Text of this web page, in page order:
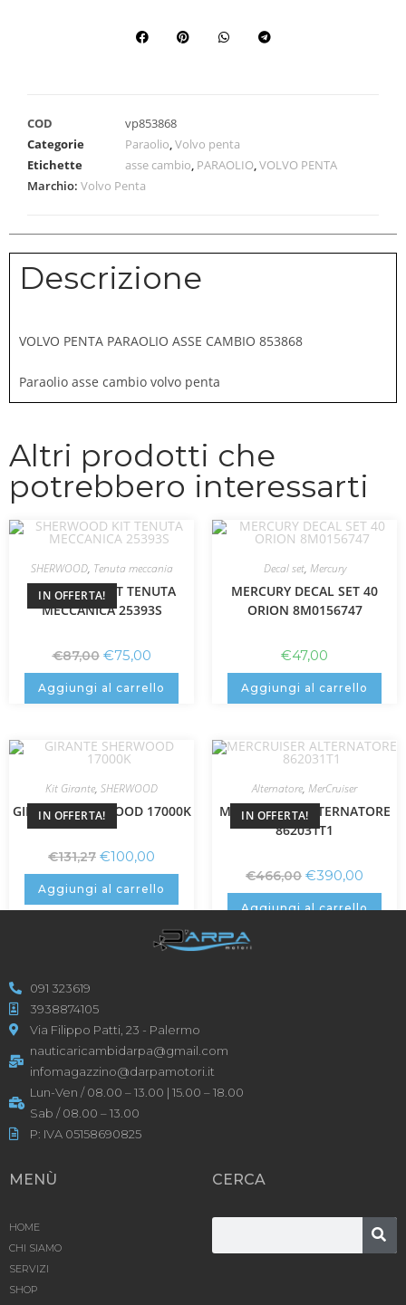
COD
vp853868
Categorie
Paraolio,Volvo penta
Etichette
asse cambio, PARAOLIO,VOLVO PENTA
Marchio: Volvo Penta
Descrizione
VOLVO PENTA PARAOLIO ASSE CAMBIO 853868
Paraolio asse cambio volvo penta
Altri prodotti che
potrebbero interessarti
IN OFFERTA!
SHERWOOD, Tenuta meccania
SHERWOOD KIT TENUTA
MECCANICA 25393S
€87,00 €75,00
Aggiungi al carrello
Decal set, Mercury
MERCURY DECAL SET 40
ORION 8M0156747
€47,00
Aggiungi al carrello
IN OFFERTA!
Kit Girante, SHERWOOD
GIRANTE SHERWOOD 17000K
€131,27 €100,00
Aggiungi al carrello
IN OFFERTA!
Alternatore, MerCruiser
MERCRUISER ALTERNATORE
862031T1
€466,00 €390,00
Aggiungi al carrello
091 323619
3938874105
Via Filippo Patti, 23 - Palermo
nauticaricambidarpa@gmail.com
infomagazzino@darpamotori.it
Lun-Ven / 08.00 – 13.00 | 15.00 – 18.00
Sab / 08.00 – 13.00
P: IVA 05158690825
MENÙ
HOME
CHI SIAMO
SERVIZI
SHOP
CERCA